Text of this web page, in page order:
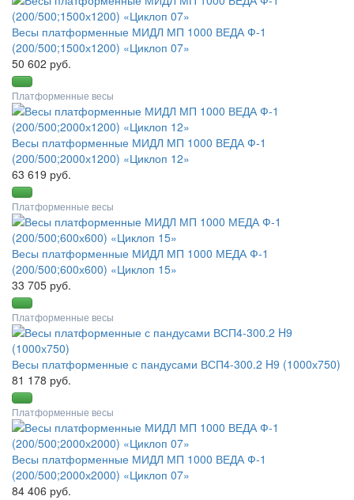
Весы платформенные МИДЛ МП 1000 ВЕДА Ф-1
(200/500;1500х1200) «Циклоп 07»
50 602 руб.
Платформенные весы
Весы платформенные МИДЛ МП 1000 ВЕДА Ф-1
(200/500;2000х1200) «Циклоп 12»
63 619 руб.
Платформенные весы
Весы платформенные МИДЛ МП 1000 МЕДА Ф-1
(200/500;600х600) «Циклоп 15»
33 705 руб.
Платформенные весы
Весы платформенные с пандусами ВСП4-300.2 H9 (1000х750)
81 178 руб.
Платформенные весы
Весы платформенные МИДЛ МП 1000 ВЕДА Ф-1
(200/500;2000х2000) «Циклоп 07»
84 406 руб.